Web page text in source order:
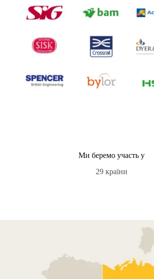
Ми беремо участь у
29 країни